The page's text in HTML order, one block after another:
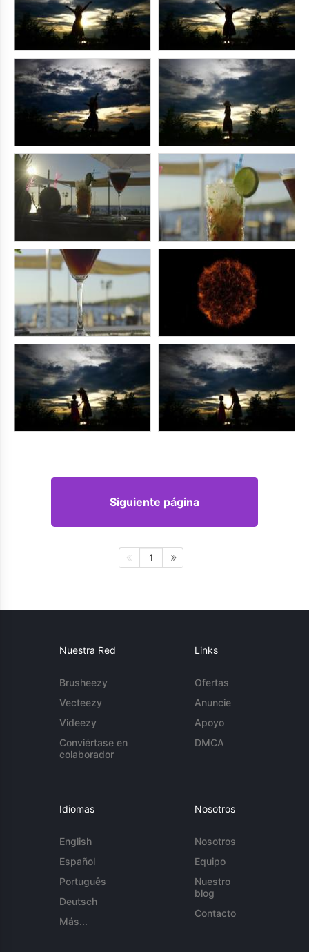
Siguiente página
1
Nuestra Red
Brusheezy
Vecteezy
Videezy
Conviértase en
colaborador
Links
Ofertas
Anuncie
Apoyo
DMCA
Idiomas
English
Español
Português
Deutsch
Más...
Nosotros
Nosotros
Equipo
Nuestro
blog
Contacto